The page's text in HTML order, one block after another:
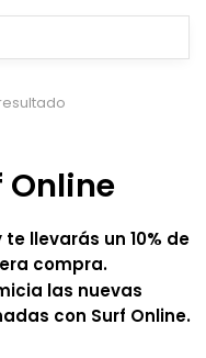
Online
llevarás un 10% de
compra.
las nuevas
con Surf Online.